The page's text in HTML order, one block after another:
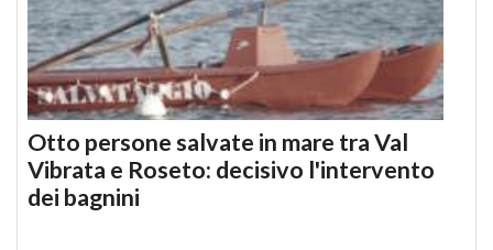
Otto persone salvate in mare tra Val
Vibrata e Roseto: decisivo l'intervento
dei bagnini